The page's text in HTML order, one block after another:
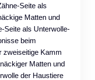
Seite als
Matten und
Seite als Unterwolle-
beim
zweiseitige Kamm
Matten und
der Haustiere